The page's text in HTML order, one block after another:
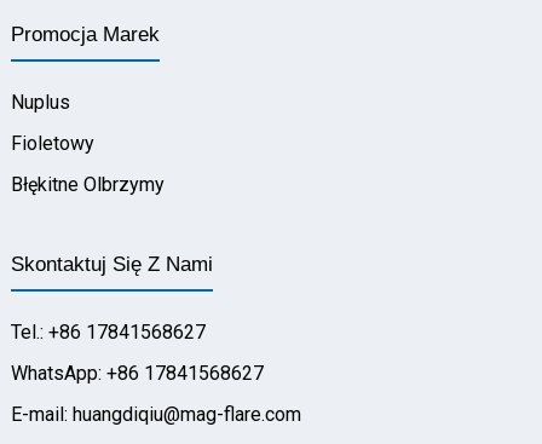
Promocja Marek
Nuplus
Fioletowy
Błękitne Olbrzymy
Skontaktuj Się Z Nami
Tel.: +86 17841568627
WhatsApp: +86 17841568627
E-mail: huangdiqiu@mag-flare.com